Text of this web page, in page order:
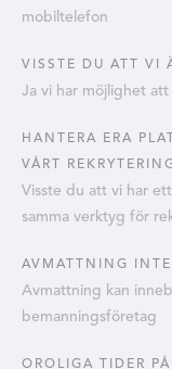
mobiltelefon
VISSTE DU ATT VI
Ja vi har möjlighet
HANTERA ERA
VÅRT
Visste du att vi har
samma verktyg för
AVMATTNING
Avmattning kan
bemanningsföretag
OROLIGA TIDER